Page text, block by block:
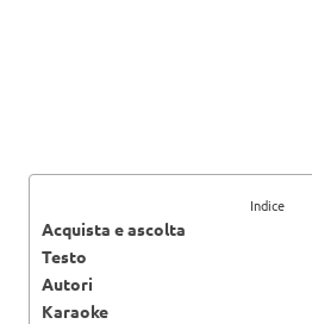
Indice
Acquista e ascolta
Testo
Autori
Karaoke